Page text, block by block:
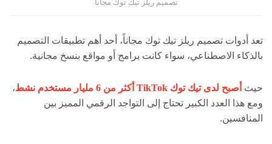
تصميم ريلز تيك توك مجاناً
تعد أدوات تصميم ريلز تيك توك مجاناً، أحد أهم تطبيقات التصميم
بالذكاء الاصطناعي، سواء كانت برامج أو مواقع بنسخ مجانية.
حيث أصبح لدى تيك توك TikTok أكثر من 6 مليار مستخدم نشط
،
ومع هذا العدد الكبير تحتاج إلى التواجد الرقمي المميز بين
المنافسين.